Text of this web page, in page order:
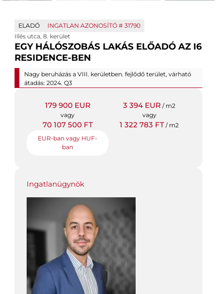
ELADÓ INGATLAN AZONOSÍTÓ # 31790
Illés utca, 8. kerület
EGY HÁLÓSZOBÁS LAKÁS ELŐADÓ AZ I6
RESIDENCE-BEN
Nagy beruházás a VIII. kerületben. fejlődő terület, várható
átadás: 2024. Q3
179 900 EUR
vagy
70 107 500 FT
EUR-ban vagy HUF-
ban
3 394 EUR / m2
vagy
1 322 783 FT / m2
Ingatlanügynök